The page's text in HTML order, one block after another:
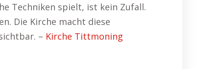
Techniken spielt, ist kein Zufall.
Die Kirche macht diese
– Kirche Tittmoning